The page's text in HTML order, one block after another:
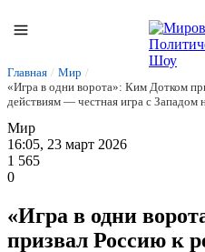
Главная / Мир /
«Игра в одни ворота»: Ким Дотком
действиям — честная игра с Западом
Мир
16:05, 23 март 2026
1 565
0
«Игра в одни
призвал Россию к